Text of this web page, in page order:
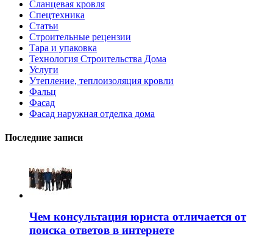
Сланцевая кровля
Спецтехника
Статьи
Строительные рецензии
Тара и упаковка
Технология Строительства Дома
Услуги
Утепление, теплоизоляция кровли
Фальц
Фасад
Фасад наружная отделка дома
Последние записи
Чем консультация юриста отличается от
поиска ответов в интернете